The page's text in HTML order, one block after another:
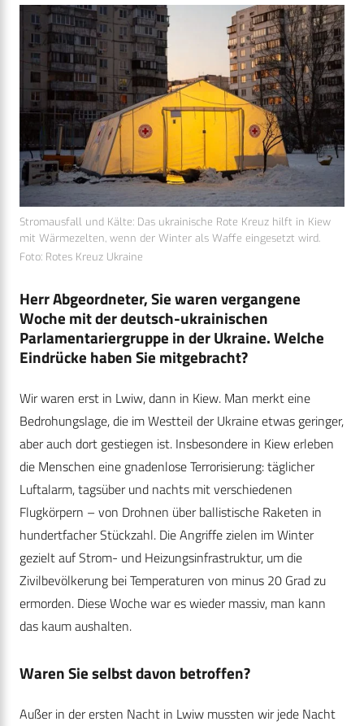
Stromausfall und Kälte: Das ukrainische Rote Kreuz hilft in Kiew
mit Wärmezelten, wenn der Winter als Waffe eingesetzt wird.
Foto: Rotes Kreuz Ukraine
Herr Abgeordneter, Sie waren vergangene
Woche mit der deutsch-ukrainischen
Parlamentariergruppe in der Ukraine.Welche
Eindrücke haben Sie mitgebracht?
Wir waren erst in Lwiw, dann in Kiew. Man merkt eine
Bedrohungslage, die im Westteil der Ukraine etwas geringer,
aber auch dort gestiegen ist. Insbesondere in Kiew erleben
die Menschen eine gnadenlose Terrorisierung: täglicher
Luftalarm, tagsüber und nachts mit verschiedenen
Flugkörpern – von Drohnen über ballistische Raketen in
hundertfacher Stückzahl. Die Angriffe zielen im Winter
gezielt auf Strom- und Heizungsinfrastruktur, um die
Zivilbevölkerung bei Temperaturen von minus 20 Grad zu
ermorden. Diese Woche war es wieder massiv, man kann
das kaum aushalten.
Waren Sie selbst davon betroffen?
Außer in der ersten Nacht in Lwiw mussten wir jede Nacht